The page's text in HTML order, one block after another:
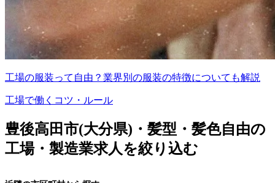
工場の服装って自由？業界別の服装の特徴についても解説
工場で働くコツ・ルール
豊後高田市(大分県)・髪型・髪色自由の
工場・製造業求人を絞り込む